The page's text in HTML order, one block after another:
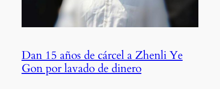
Dan 15 años de cárcel a Zhenli Ye
Gon por lavado de dinero